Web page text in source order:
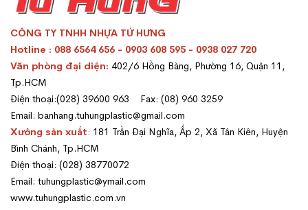
CÔNG TY TNHH NHỰA TỨ HƯNG
Hotline : 088 6564 656 - 0903 608 595 - 0938 027 720
Văn phòng đại diện: 402/6 Hồng Bàng, Phường 16, Quận 11,
Tp.HCM
Điện thoại:(028) 39600 963 Fax: (08) 960 3259
Email: banhang.tuhungplastic@gmail.com
Xưởng sản xuất: 181 Trần Đại Nghĩa, Ấp 2, Xã Tân Kiên, Huyện
Bình Chánh, Tp.HCM
Điện thoại: (028) 38770072
Email: tuhungplastic@ymail.com
www.tuhungplastic.com.vn